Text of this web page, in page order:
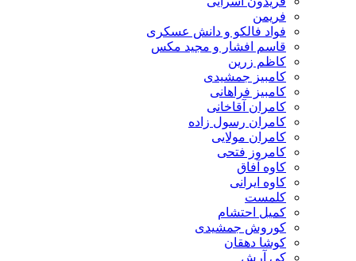
فریمن
فواد فالکو و دانش عسکری
قاسم افشار و مجید مکس
کاظم زرین
کامبیز جمشیدی
کامبیز فراهانی
کامران آقاخانی
کامران رسول زاده
کامران مولایی
کامروز فتحی
کاوه آفاق
کاوه ایرانی
کلمست
کمیل احتشام
کوروش جمشیدی
کوشا دهقان
کی آرش